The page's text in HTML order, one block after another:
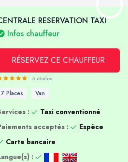
RESERVATION TAXI
Infos chauffeur
RÉSERVEZ CE CHAUFFEUR
5 étoiles
7 Places Van
:
Taxi conventionné
acceptés :
Espèce
Carte bancaire
: